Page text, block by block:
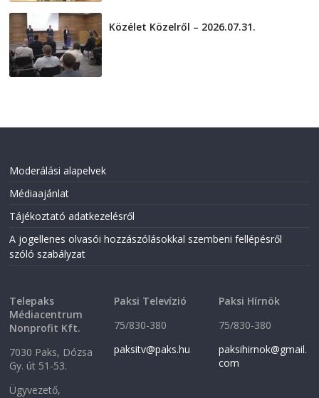
Közélet Közelről – 2026.07.31.
Moderálási alapelvek
Médiaajánlat
Tájékoztató adatkezelésről
A jogellenes olvasói hozzászólásokkal szembeni fellépésről
szóló szabályzat
Telepaks
Médiacentrum
Nonprofit Kft.
7030 Paks, Dózsa
Gy. út 51-53.
Ügyvezető,
Paksi Televízió
75/830-380
paksitv@paks.hu
Paksi Hírnök
75/830-380
paksihirnok@gmail.
com